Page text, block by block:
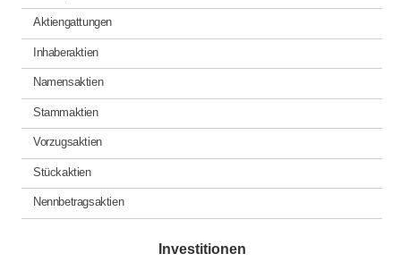
Aktiengattungen
Inhaberaktien
Namensaktien
Stammaktien
Vorzugsaktien
Stückaktien
Nennbetragsaktien
Investitionen